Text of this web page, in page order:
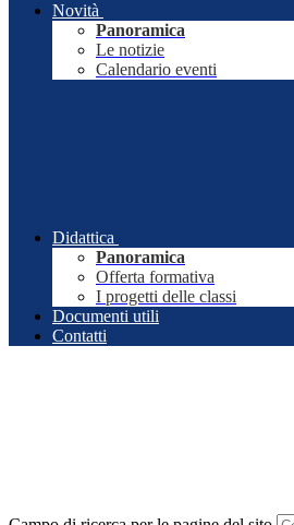
Novità
Panoramica
Le notizie
Calendario eventi
Didattica
Panoramica
Offerta formativa
I progetti delle classi
Documenti utili
Contatti